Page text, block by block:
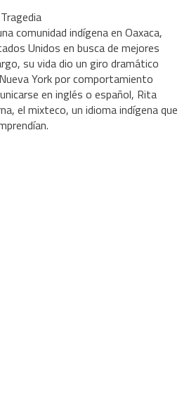
comunidad indígena en Oaxaca,
Unidos en busca de mejores
su vida dio un giro dramático
York por comportamiento
en inglés o español, Rita
el mixteco, un idioma indígena que